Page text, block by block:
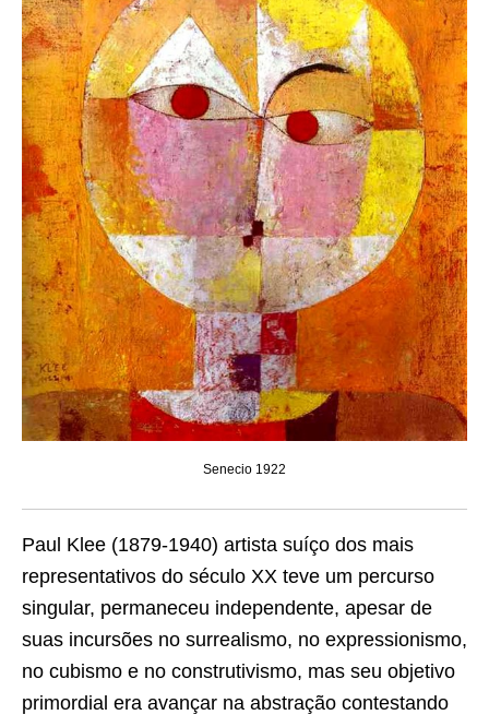
Senecio 1922
Paul Klee (1879-1940) artista suíço dos mais
representativos do século XX teve um percurso
singular, permaneceu independente, apesar de
suas incursões no surrealismo, no expressionismo,
no cubismo e no construtivismo, mas seu objetivo
primordial era avançar na abstração contestando